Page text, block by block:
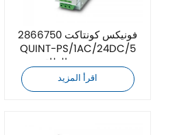
فونيكس كونتاكت 2866750
QUINT-PS/1AC/24DC/5
وحدة تزويد الطاقة
اقرأ المزيد